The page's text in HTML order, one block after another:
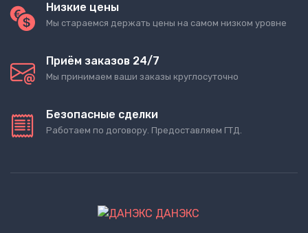
Низкие цены
Мы стараемся держать цены на самом низком уровне
Приём заказов 24/7
Мы принимаем ваши заказы круглосуточно
Безопасные сделки
Работаем по договору. Предоставляем ГТД.
ДАНЭКС